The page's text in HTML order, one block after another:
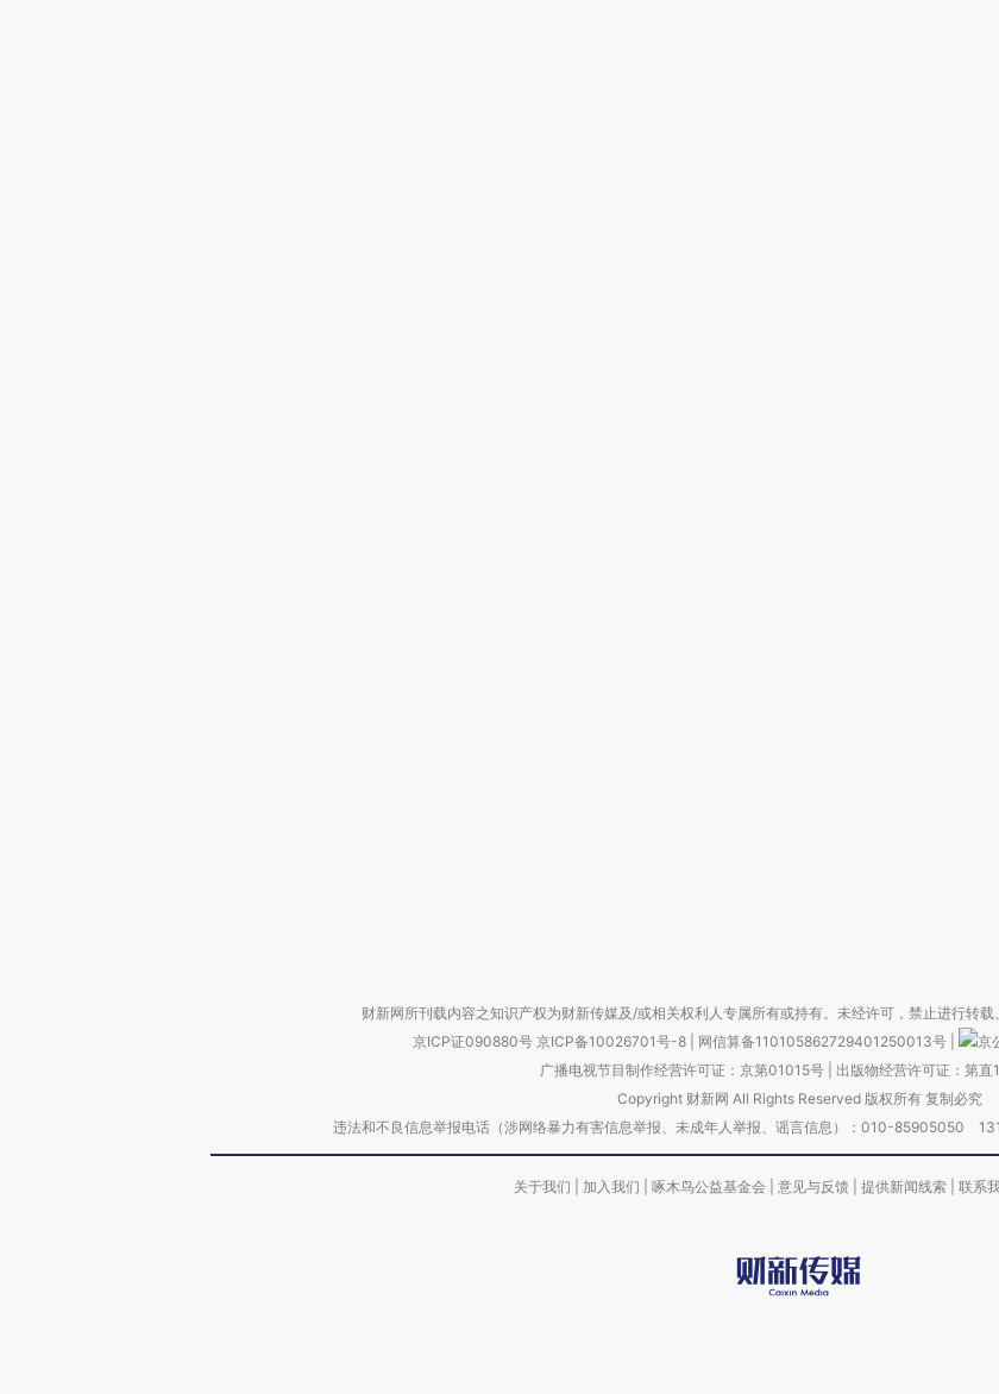
财新网所刊载内容之知识产权为财新传媒及/或相关权利人专属所有或持有。未经许可，禁止进行转载
京ICP证090880号 京ICP备10026701号-8 网信算备110105862729401250013号
京
广播电视节目制作经营许可证：京第01015号| 出版物经营许可证：第
Copyright 财新网 All Rights Reserved 版权所有 复制必究
违法和不良信息举报电话（涉网络暴力有害信息举报、未成年人举报、谣言信息）：010-85905050
关于我们 加入我们 啄木鸟公益基金会 意见与反馈 提供新闻线索 联系